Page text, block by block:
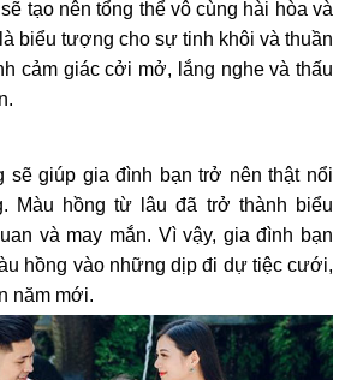
tạo nên tổng thể vô cùng hài hòa và
biểu tượng cho sự tinh khôi và thuần
cảm giác cởi mở, lắng nghe và thấu
sẽ giúp gia đình bạn trở nên thật nổi
Màu hồng từ lâu đã trở thành biểu
và may mắn. Vì vậy, gia đình bạn
hồng vào những dịp đi dự tiệc cưới,
năm mới.